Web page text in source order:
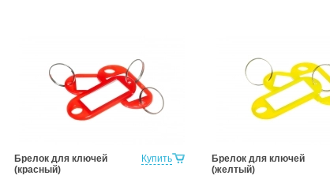
Купить
Брелок для ключей
(красный)
Брелок для ключей
(желтый)